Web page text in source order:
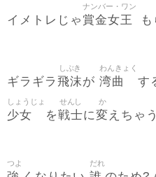
イメトレじゃ 賞金女王
ナンバー・ワン
ギラギラ 飛沫
しぶき
が 湾曲
わんきょく
す
少女
しょうじょ
を戦士
せんし
に変
か
えちゃ
つよ だれ